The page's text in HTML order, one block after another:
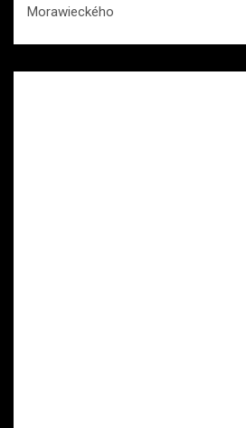
Morawieckého